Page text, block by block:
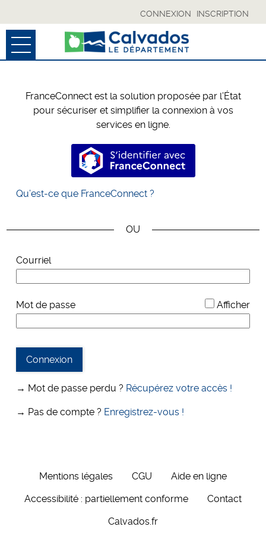
CONNEXION INSCRIPTION
Ouvrir le menu
MES BROUILLONS
ESPACE COLLECTIVITÉS
RÉSERVÉ CD
FranceConnect est la solution proposée par l’État
pour sécuriser et simplifier la connexion à vos
services en ligne.
S’identifier avec
Qu’est-ce que FranceConnect ?
Courriel
Mot de passe Afficher
Connexion
→ Mot de passe perdu ? Récupérez votre accès !
→ Pas de compte ? Enregistrez-vous !
Mentions légales CGU
Aide en ligne
Accessibilité : partiellement conforme
Contact
Calvados.fr